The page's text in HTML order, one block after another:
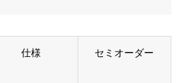
仕様 セミオーダー